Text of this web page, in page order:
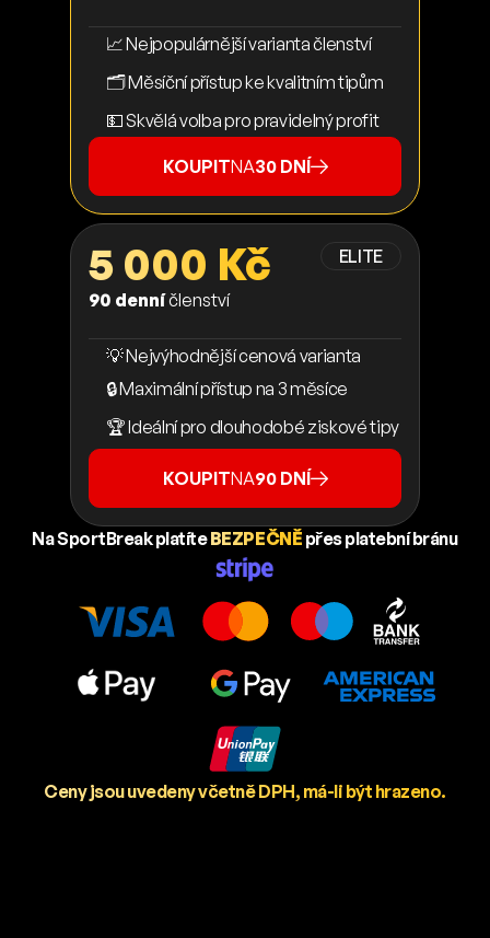
📈 Nejpopulárnější varianta členství
🗂️ Měsíční přístup ke kvalitním tipům
💵 Skvělá volba pro pravidelný profit
KOUPITNA30 DNÍ
ELITE
5 000 Kč
90 denníčlenství
💡 Nejvýhodnější cenová varianta
🔒 Maximální přístup na 3 měsíce
🏆 Ideální pro dlouhodobé ziskové tipy
KOUPITNA90 DNÍ
Na SportBreak platíteBEZPEČNĚ přes platební bránu
Ceny jsou uvedeny včetně DPH, má-li být hrazeno.